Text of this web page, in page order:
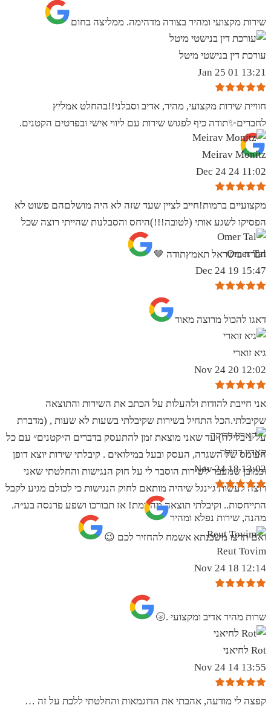
שירות מקצועי ומהיר בצורה מדהימה. ממליצה בחום
עורכת דין בנישטי מיטל
13:21 01 Jan 25
חוויית שירות מקצועי, מהיר, אדיב וסבלני!!בהחלט אמליץ
לחברים✨️תודה כיף לפגוש שירות עם ליווי אישי ובפרטים הקטנים.
Meirav Monitz
11:02 24 Dec 24
מקצועיים ברמות!חייב לציין שעד שזה לא היה מושלםהם פשוט לא
הפסיקו לשגע אותי (לטובה!!!)היחס והסבלנות שהייתי רוצה שכל
חברה בישראל תאמץתודה 🤎
Omer Tal
15:47 19 Dec 24
‏דאגו להכול מרוצה מאוד
גיא זוארי
12:02 20 Nov 24
אני חייבת להודות ולהעלות על הכתב את השירות והתוצאה
שקיבלתי.הכל התחיל בשירות שקיבלתי בשעות לא שעות , (מדברת
על 1 בלילה) עד שאני מוצאת זמן להתעסק בדברים ה״קטנים״ עם כל
העומס של השגרה, העסק ובעל במילואים . קיבלתי שירות יוצא דופן
וכמובן שמעבר לשירות הוסבר לי על חוק הנגישות והחלטתי שאני
רוצה לעשות ג׳ינגל שיהיה מותאם לחוק הנגישות כי לכולם מגיע לקבל
התייחסות.. וקיבלתי תוצאה מהממת! אז תבורכו ושפע פרנסה בע״ה.
ואם תרצו משכנתא אשמח להחזיר לכם 😉
קארין דרוקר
13:02 18 Nov 24
מהנה, שירות נפלא ומהיר
Reut Tovim
12:14 18 Nov 24
שרות מהיר אדיב ומקצועי .🌝
Rot לחיאני
13:55 14 Nov 24
קפצה לי מודעה, אהבתי את הדוגמאות והחלטתי ללכת על זה …